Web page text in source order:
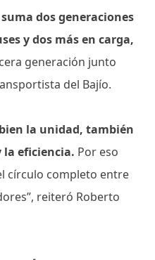
dos generaciones
y dos más en carga,
generación junto
del Bajío.
la unidad, también
la eficiencia. Por eso
círculo completo entre
reiteró Roberto